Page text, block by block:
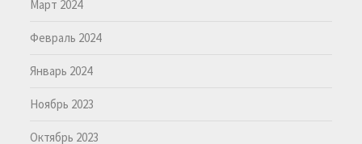
Март 2024
Февраль 2024
Январь 2024
Ноябрь 2023
Октябрь 2023